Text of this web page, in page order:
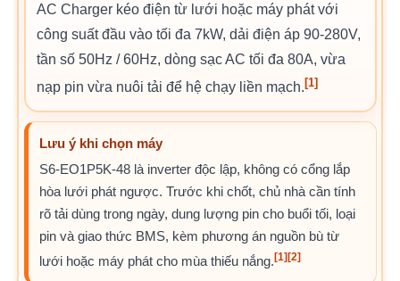
AC Charger kéo điện từ lưới hoặc máy phát với
công suất đầu vào tối đa 7kW, dải điện áp 90-280V,
tần số 50Hz / 60Hz, dòng sạc AC tối đa 80A, vừa
nạp pin vừa nuôi tải để hệ chạy liền mạch.[1]
Lưu ý khi chọn máy
S6-EO1P5K-48 là inverter độc lập, không có cổng lắp
hòa lưới phát ngược. Trước khi chốt, chủ nhà cần tính
rõ tải dùng trong ngày, dung lượng pin cho buổi tối, loại
pin và giao thức BMS, kèm phương án nguồn bù từ
lưới hoặc máy phát cho mùa thiếu nắng. [1] [2]